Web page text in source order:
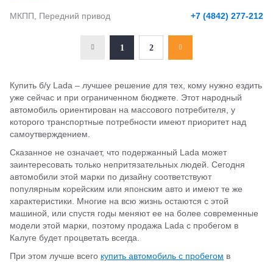
МКПП, Передний привод +7 (4842) 277-212
1 2
Купить б/у Lada – лучшее решение для тех, кому нужно ездить
уже сейчас и при ограниченном бюджете. Этот народный
автомобиль ориентирован на массового потребителя, у
которого транспортные потребности имеют приоритет над
самоутверждением.
Сказанное не означает, что подержанный Lada может
заинтересовать только непритязательных людей. Сегодня
автомобили этой марки по дизайну соответствуют
популярным корейским или японским авто и имеют те же
характеристики. Многие на всю жизнь остаются с этой
машиной, или спустя годы меняют ее на более современные
модели этой марки, поэтому продажа Lada с пробегом в
Калуге будет процветать всегда.
При этом лучше всего купить автомобиль с пробегом в